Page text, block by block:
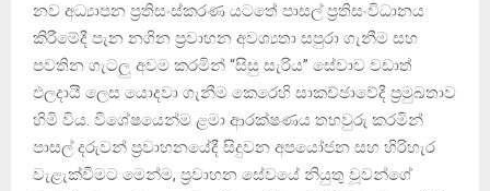
නව අධ්‍යාපන ප්‍රතිසංස්කරණ යටතේ පාසල් ප්‍රතිසංවිධානය
කිරීමේදී පැන නගින ප්‍රවාහන අවශ්‍යතා සපුරා ගැනීම සහ
පවතින ගැටලු අවම කරමින් “සිසු සැරිය” සේවාව වඩාත්
ඵලදායී ලෙස යොදවා ගැනීම කෙරෙහි සාකච්ඡාවේදී ප්‍රමුඛතාව
හිමි විය. විශේෂයෙන්ම ළමා ආරක්ෂණය තහවුරු කරමින්
පාසල් දරුවන් ප්‍රවාහනයේදී සිදුවන අපයෝජන සහ හිරිහැර
වැළැක්වීමට මෙන්ම, ප්‍රවාහන සේවයේ නියුතු වූවන්ගේ